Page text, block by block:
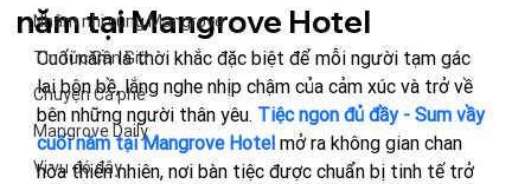
Nhâm nhi cùng Mangrove
Tin tức Cần Giờ
Chuyện Cà phê
Mangrove Daily
Vi vu đó đây
năm tại Mangrove Hotel
Cuối năm là thời khắc đặc biệt để mỗi người tạm gác
lại bộn bề, lắng nghe nhịp chậm của cảm xúc và trở về
bên những người thân yêu. Tiệc ngon đủ đầy - Sum vầy
cuối năm tại Mangrove Hotel mở ra không gian chan
hòa thiên nhiên, nơi bàn tiệc được chuẩn bị tinh tế trở